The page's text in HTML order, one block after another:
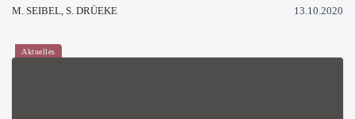
M. SEIBEL, S. DRÜEKE 13.10.2020
Aktuelles